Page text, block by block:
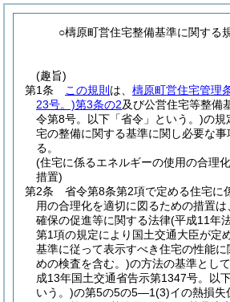
○檮原町営住宅整備基準に関する
(趣旨)
第1条
この規則 は、 檮原町営住宅管理
23号。)第3条の2及び公営住宅等整備
令第8号。以下「省令」という。)の規
宅の整備に関する基準に関し必要な
る。
(住宅に係るエネルギーの使用の合理
措置)
第2条
省令第8条第2項で定める住宅に
用の合理化を適切に図るための措置
確保の促進等に関する法律(平成11年
第1項の規定により国土交通大臣が定
基準に従って表示すべき住宅の性能に
めの検査を含む。)の方法の基準とし
成13年国土交通省告示第1347号。以
いう。)の第5の5の5―1(3)イの熱損失